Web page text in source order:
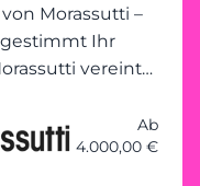
Morassutti –
Ihr
vereint
genau auf Ihre
Ab
4.000,00 €